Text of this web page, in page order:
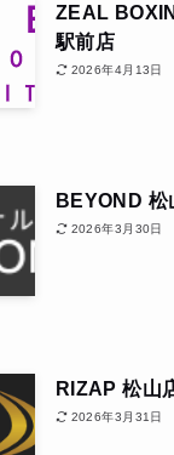
ZEAL
駅前店
2026年4月13日
BEYOND 松
2026年3月30日
RIZAP 松山
2026年3月31日